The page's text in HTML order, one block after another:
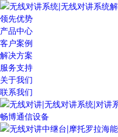
领先优势
产品中心
客户案例
解决方案
服务支持
关于我们
联系我们
畅博通信设备